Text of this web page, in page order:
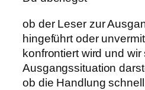
ob der Leser zur
hingeführt oder
konfrontiert wird und wir
Ausgangssituation
ob die Handlung